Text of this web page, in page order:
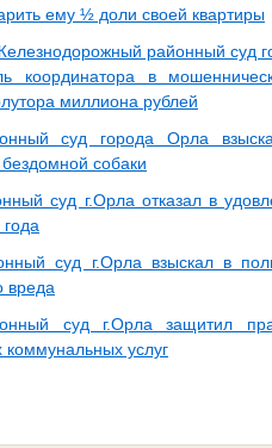
ему ½ доли своей квартиры
районный суд
координатора в
миллиона рублей
суд города Орла
собаки
суд г.Орла отказал в
суд г.Орла взыскал в
вреда
суд г.Орла защитил
коммунальных услуг